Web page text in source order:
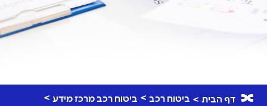
דף הבית ביטוח רכב
ביטוח רכב מרכז מידע